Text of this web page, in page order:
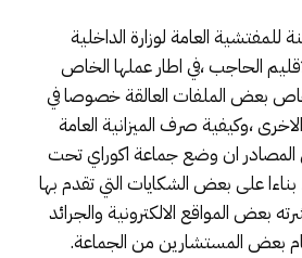
العامة لوزارة الداخلية
الحاجب ،في اطار عملها الخاص
بعض الملفات العالقة خصوصا في
،وكيفية صرف الميزانية العامة
ان وضع جماعة اكوراي تحت
على بعض الشكايات التي تقدم بها
بعض المواقع الالكترونية والجرائد
بعض المستشارين من الجماعة.